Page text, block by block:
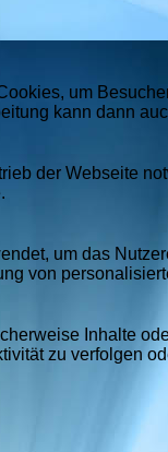
um
kann dann
der Webseite
um das
von
Inhalte
zu verfolgen